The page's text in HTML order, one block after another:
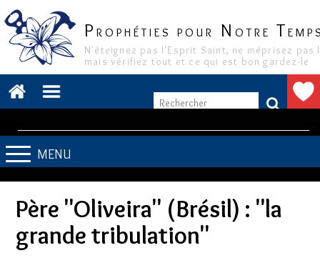
PROPHÉTIES POUR N OTRE T
N'éteignez pas l'Esprit Saint, ne méprisez pas
mais vérifiez tout et ce qui est bon gardez-le
MENU
Père "Oliveira" (Brésil) : "la
grande tribulation"